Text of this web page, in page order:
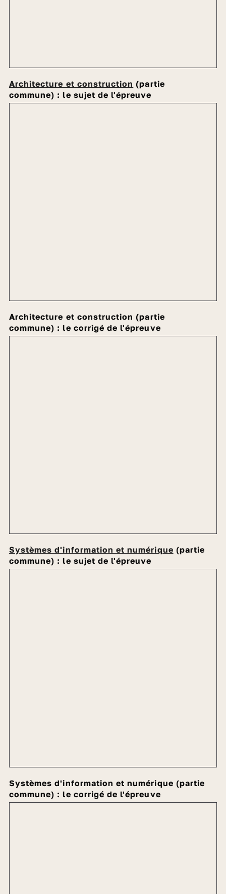
Architecture et construction (partie
commune) : le sujet de l'épreuve
Architecture et construction (partie
commune) : le corrigé de l'épreuve
Systèmes d'information et numérique (partie
commune) : le sujet de l'épreuve
Systèmes d'information et numérique (partie
commune) : le corrigé de l'épreuve